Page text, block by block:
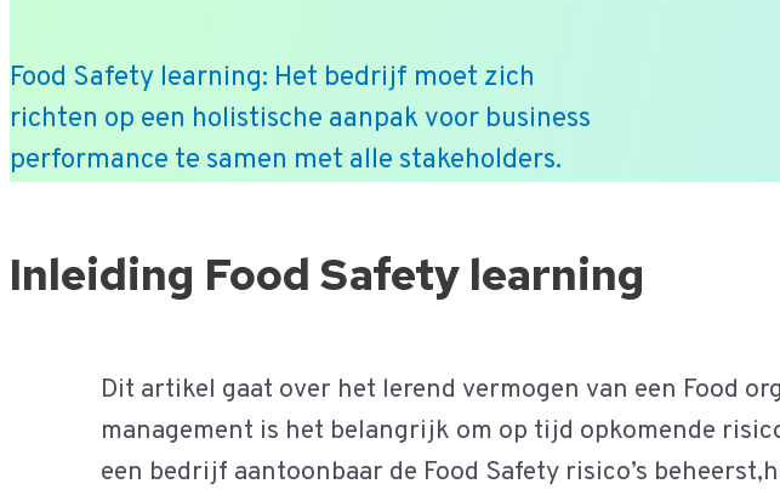
Food Safety learning: Het bedrijf moet zich
richten op een holistische aanpak voor business
performance te samen met alle stakeholders.
naar
de
Inleiding Food Safety learning
Dit artikel gaat over het lerend vermogen van een Food
management is het belangrijk om op tijd opkomende
een bedrijf aantoonbaar de Food Safety risico’s